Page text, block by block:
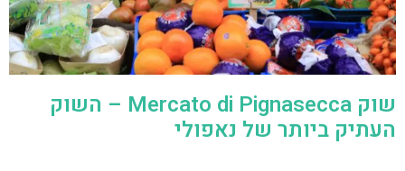
שוק Mercato di Pignasecca – השוק
העתיק ביותר של נאפולי